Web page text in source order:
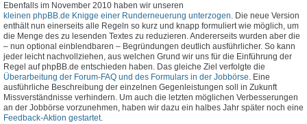
Ebenfalls im November 2010 haben wir unseren
kleinen phpBB.de Knigge einer Runderneuerung unterzogen. Die neue Version
enthält nun einerseits alle Regeln so kurz und knapp formuliert wie möglich, um
die Menge des zu lesenden Textes zu reduzieren. Andererseits wurden aber die
– nun optional einblendbaren – Begründungen deutlich ausführlicher. So kann
jeder leicht nachvollziehen, aus welchen Grund wir uns für die Einführung der
Regel auf phpBB.de entschieden haben. Das gleiche Ziel verfolgte die
Überarbeitung der Forum-FAQ und des Formulars in der Jobbörse. Eine
ausführliche Beschreibung der einzelnen Gegenleistungen soll in Zukunft
Missverständnisse verhindern. Um auch die letzten möglichen Verbesserungen
an der Jobbörse vorzunehmen, haben wir dazu ein halbes Jahr später noch eine
Feedback-Aktion gestartet.